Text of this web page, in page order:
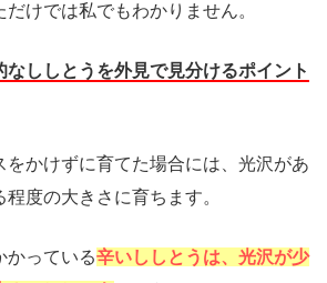
けでは私でもわかりません。
なししとうを外見で見分けるポイント
をかけずに育てた場合には、光沢があ
度の大きさに育ちます。
かっている辛いししとうは、光沢が少